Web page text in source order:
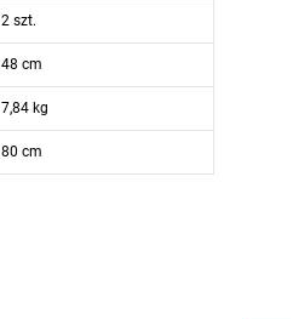
2 szt.
48 cm
7,84 kg
80 cm